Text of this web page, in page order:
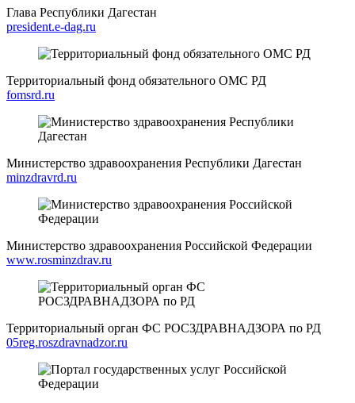
Глава Республики Дагестан
president.e-dag.ru
Территориальный фонд обязательного ОМС РД
fomsrd.ru
Министерство здравоохранения Республики Дагестан
minzdravrd.ru
Министерство здравоохранения Российской Федерации
www.rosminzdrav.ru
Территориальный орган ФС РОСЗДРАВНАДЗОРА по РД
05reg.roszdravnadzor.ru